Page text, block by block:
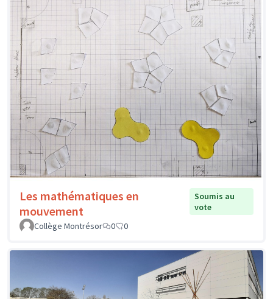
Les mathématiques en
mouvement
Soumis au
vote
Collège Montrésor
0 0